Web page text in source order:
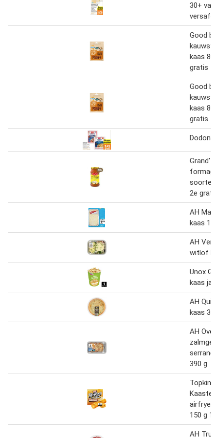
30+ van
Good
kaas 80
gratis
Good
kaas 80
gratis
Dodoni
Grand'
soorten
2e gratis
AH
kaas 1
AH
witlof
Unox
kaas
AH
kaas
AH
serrano
390 g
Topking
airfryer
150 g
AH